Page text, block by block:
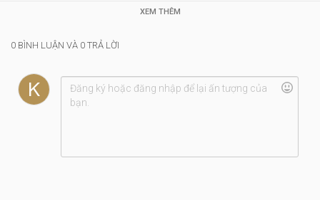
XEM THÊM
0 BÌNH LUẬN VÀ 0 TRẢ LỜI